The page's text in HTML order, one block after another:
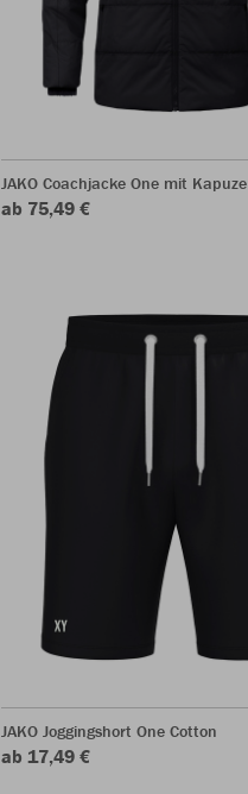
JAKO Coachjacke One mit Kapuze
ab 75,49 €
JAKO Joggingshort One Cotton
ab 17,49 €